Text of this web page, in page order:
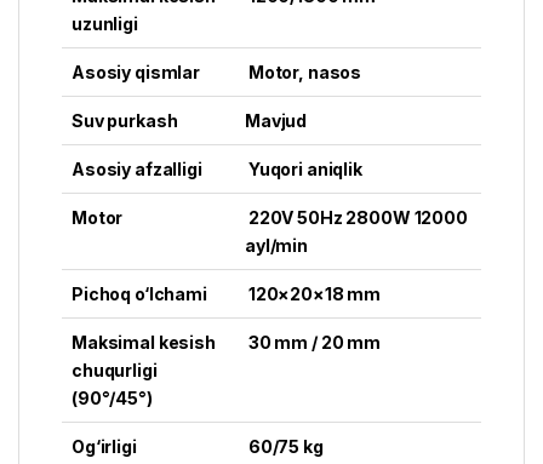
uzunligi
Asosiy qismlar Motor, nasos
Suv purkash Mavjud
Asosiy afzalligi Yuqori aniqlik
Motor
220V 50Hz 2800W 12000
ayl/min
Pichoq o‘lchami 120×20×18 mm
Maksimal kesish
chuqurligi
(90°/45°)
30 mm / 20 mm
Og‘irligi 60/75 kg